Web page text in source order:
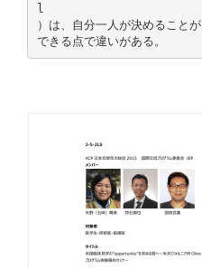
l
）は、自分一人が決めることが